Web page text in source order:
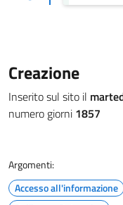
Creazione
Inserito sul sito il
numero giorni 1857
Argomenti:
Accesso all'informazione